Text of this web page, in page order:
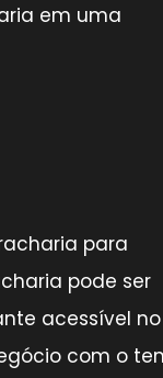
em uma
para
pode ser
acessível no
com o